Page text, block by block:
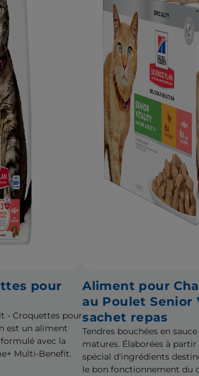
pour
- Croquettes pour
est un aliment
avec la
Multi-Benefit.
Aliment pour
au Poulet Senior
sachet repas
Tendres bouchées en
matures. Élaborées à
spécial d'ingrédients
le bon fonctionnement du